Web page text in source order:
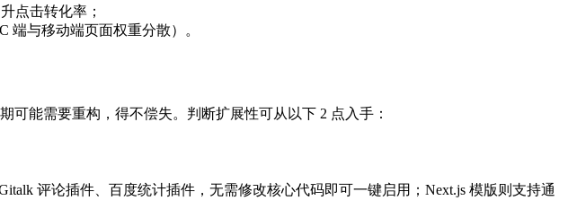
点击转化率；
端与移动端页面权重分散）。
能需要重构，得不偿失。判断扩展性可从以下 2 点入手：
评论插件、百度统计插件，无需修改核心代码即可一键启用；Next.js 模版则支持通